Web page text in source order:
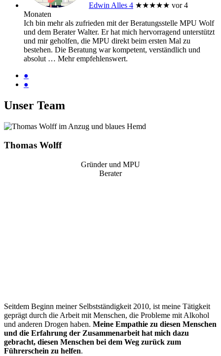
Edwin Alles 4 ★★★★★ vor 4
Monaten
Ich bin mehr als zufrieden mit der Beratungsstelle MPU Wolf
und dem Berater Walter. Er hat mich hervorragend unterstützt
und mir geholfen, die MPU direkt beim ersten Mal zu
bestehen. Die Beratung war kompetent, verständlich und
absolut … Mehrempfehlenswert.
●
●
Unser Team
Thomas Wolff
Gründer und MPU
Berater
Seitdem Beginn meiner Selbstständigkeit 2010, ist meine Tätigkeit
geprägt durch die Arbeit mit Menschen, die Probleme mit Alkohol
und anderen Drogen haben. Meine Empathie zu diesen Menschen
und die Erfahrung der Zusammenarbeit hat mich dazu
gebracht, diesen Menschen bei dem Weg zurück zum
Führerschein zu helfen.